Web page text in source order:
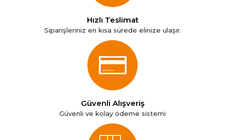
Hızlı Teslimat
Siparişleriniz en kısa sürede elinize ulaşır.
Güvenli Alışveriş
Güvenli ve kolay ödeme sistemi